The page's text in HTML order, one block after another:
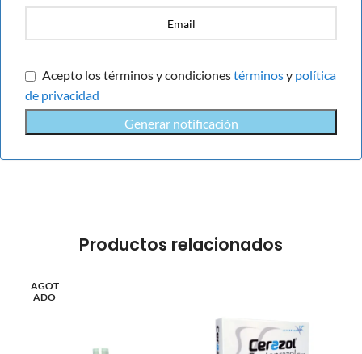
Acepto los términos y condicionestérminosy política
de privacidad
Generar notificación
Productos relacionados
AGOT
ADO